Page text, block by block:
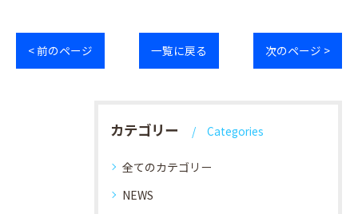
< 前のページ 一覧に戻る 次のページ >
カテゴリー Categories
全てのカテゴリー
NEWS